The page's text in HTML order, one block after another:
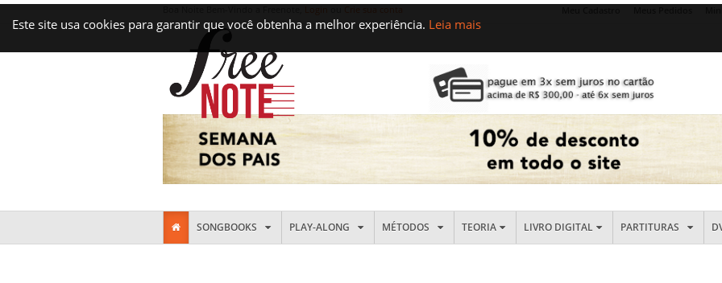
Este site usa cookies para garantir que você obtenha a melhor experiência. Leia mais
SONGBOOKS PLAY-ALONG MÉTODOS TEORIA LIVRO DIGITAL PARTITURAS